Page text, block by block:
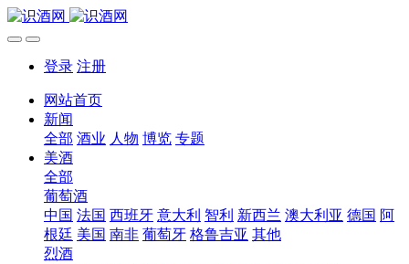
登录 注册
网站首页
新闻
全部 酒业 人物 博览 专题
美酒
全部
葡萄酒
中国 法国 西班牙 意大利 智利 新西兰 澳大利亚 德国 阿
根廷 美国 南非 葡萄牙 格鲁吉亚 其他
烈酒